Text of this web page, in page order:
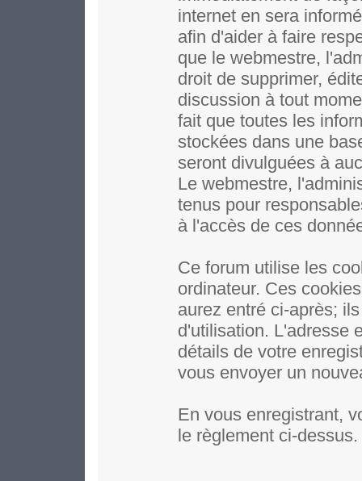
internet en sera
afin d'aider à faire
que le webmestre,
droit de supprimer,
discussion à tout
fait que toutes les
stockées dans une
seront divulguées à
Le webmestre,
tenus pour
à l'accès de ces
Ce forum utilise les
ordinateur. Ces
aurez entré ci-après;
d'utilisation. L'adresse
détails de votre
vous envoyer un
En vous enregistrant,
le règlement ci-dessus.